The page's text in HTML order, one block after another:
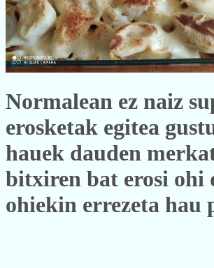
Normalean ez naiz
erosketak egitea
hauek dauden
bitxiren bat erosi ohi
ohiekin errezeta hau